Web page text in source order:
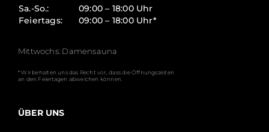
Sa.-So.:
09:00 – 18:00 Uhr
Feiertags:
09:00 – 18:00 Uhr*
Mittwochs: Damensauna
* Wir behalten uns das Recht vor, dass die Öffnungszeiten
an den Feiertagen abweichen können.
ÜBER UNS